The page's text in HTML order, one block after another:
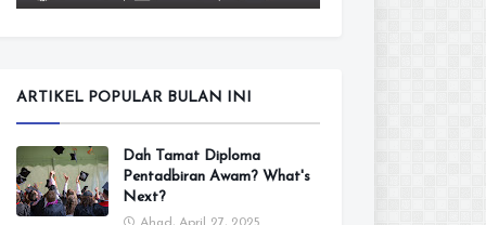
ARTIKEL POPULAR BULAN INI
Dah Tamat Diploma
Pentadbiran Awam? What's
Next?
Ahad, April 27, 2025